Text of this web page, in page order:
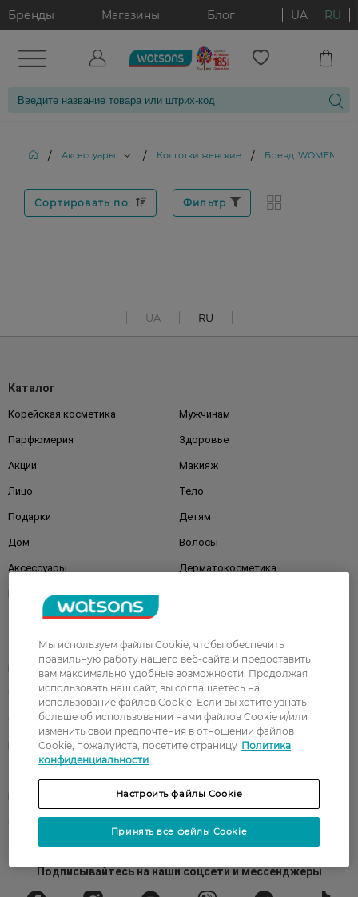
Бренды Магазины Блог UA RU
/ Аксессуары / Колготки женские / Бренд: WOMEN
Сортировать по: Фильтр
UA RU
Каталог
Корейская косметика Мужчинам
Парфюмерия Здоровье
Акции Макияж
Лицо Тело
Подарки Детям
Дом Волосы
Аксессуары Дерматокосметика
Клиентам
Правила и условия Магазины
Watsons Club Подарочные сертификаты
О Watsons Карьера в Watsons
Контакты Блог
Политика конфиденциальности Публичная оферта
СМИ о нас
Подписывайтесьна наши соцсети и мессенджеры
Мы используем файлы Cookie, чтобы обеспечить
правильную работу нашего веб-сайта и предоставить
вам максимально удобные возможности. Продолжая
использовать наш сайт, вы соглашаетесь на
использование файлов Cookie. Если вы хотите узнать
больше об использовании нами файлов Cookie и/или
изменить свои предпочтения в отношении файлов
Cookie, пожалуйста, посетите страницу Политика
конфиденциальности
Настроить файлы Cookie
Принять все файлы Cookie